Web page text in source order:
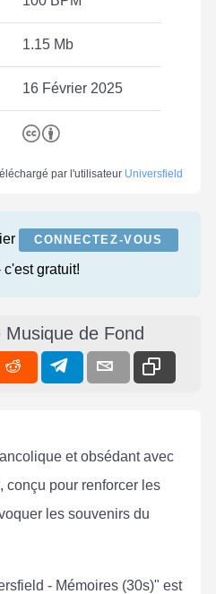
1.15 Mb
16 Février 2025
par l'utilisateur Universfield
CONNECTEZ-VOUS
c'est gratuit!
de Fond
et obsédant avec
conçu pour renforcer les
les souvenirs du
- Mémoires (30s)" est